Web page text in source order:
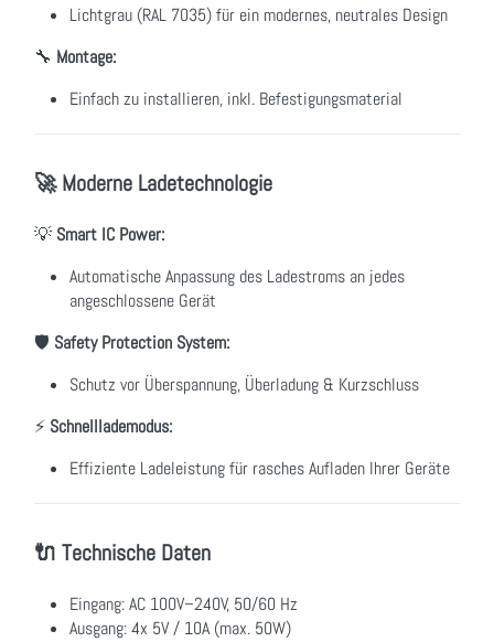
Lichtgrau (RAL 7035) für ein modernes, neutrales Design
🔧 Montage:
Einfach zu installieren, inkl. Befestigungsmaterial
🚀 Moderne Ladetechnologie
💡 Smart IC Power:
Automatische Anpassung des Ladestroms an jedes
angeschlossene Gerät
🛡️ Safety Protection System:
Schutz vor Überspannung, Überladung & Kurzschluss
⚡ Schnelllademodus:
Effiziente Ladeleistung für rasches Aufladen Ihrer Geräte
🔌 Technische Daten
Eingang: AC 100V–240V, 50/60 Hz
Ausgang: 4x 5V / 10A (max. 50W)